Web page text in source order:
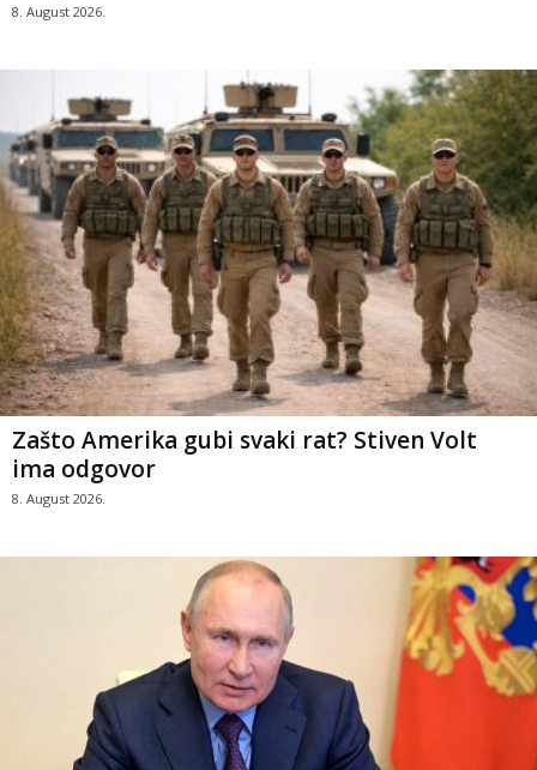
8. August 2026.
Zašto Amerika gubi svaki rat? Stiven Volt
ima odgovor
8. August 2026.